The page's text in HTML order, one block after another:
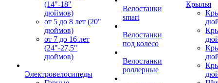
(14"-18"
дюймов)
от 5 до 8 лет (20"
дюймов)
от 7 до 16 лет
(24"-27,5"
дюймов)
Электровелосипеды
Велостанки
smart
Велостанки
под колесо
Велостанки
роллерные
Крылья